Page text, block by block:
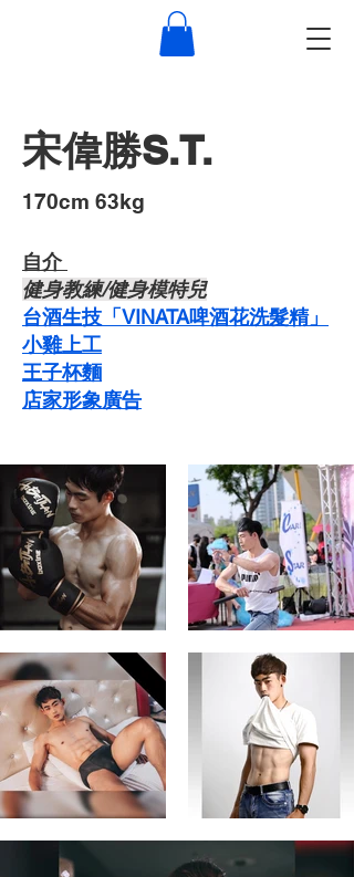
宋偉勝S.T.
​170cm 63kg
自介 ​
​健身教練/健身模特兒
台酒生技「VINATA啤酒花洗髮精」
​小雞上工
​王子杯麵
​店家形象廣告